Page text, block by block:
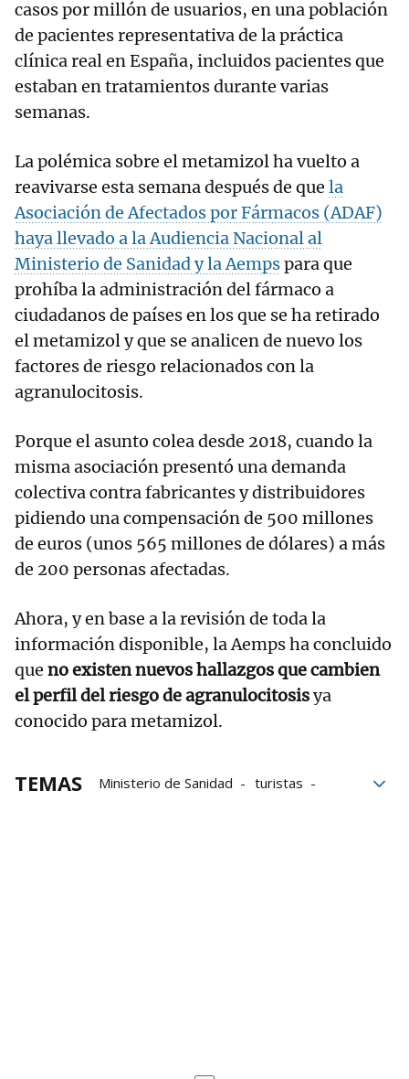
casos por millón de usuarios, en una población
de pacientes representativa de la práctica
clínica real en España, incluidos pacientes que
estaban en tratamientos durante varias
semanas.
La polémica sobre el metamizol ha vuelto a
reavivarse esta semana después de que la
Asociación de Afectados por Fármacos (ADAF)
haya llevado a la Audiencia Nacional al
Ministerio de Sanidad y la Aempspara que
prohíba la administración del fármaco a
ciudadanos de países en los que se ha retirado
el metamizol y que se analicen de nuevo los
factores de riesgo relacionados con la
agranulocitosis.
Porque el asunto colea desde 2018, cuando la
misma asociación presentó una demanda
colectiva contra fabricantes y distribuidores
pidiendo una compensación de 500 millones
de euros (unos 565 millones de dólares) a más
de 200 personas afectadas.
Ahora, y en base a la revisión de toda la
información disponible, la Aemps ha concluido
que no existen nuevos hallazgos que cambien
el perfil del riesgo de agranulocitosisya
conocido para metamizol.
TEMAS Ministerio de Sanidad
turistas